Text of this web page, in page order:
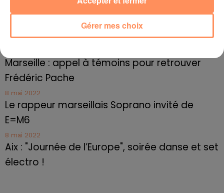
Toulon : des quais électrifiés pour 2023 !
Cassis organise sa traditionnelle "Fête du vin"
Marseille : appel à témoins pour retrouver
Frédéric Pache
8 mai 2022
Le rappeur marseillais Soprano invité de
E=M6
8 mai 2022
Aix : "Journée de l’Europe", soirée danse et set
électro !
Gérer mes choix